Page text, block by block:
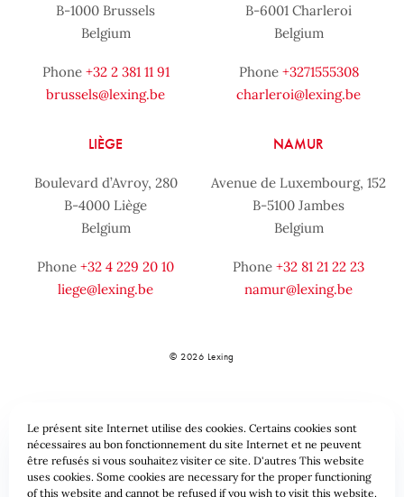
B-1000 Brussels
Belgium
Phone +32 2 381 11 91
brussels@lexing.be
B-6001 Charleroi
Belgium
Phone +3271555308
charleroi@lexing.be
LIÈGE
Boulevard d’Avroy, 280
B-4000 Liège
Belgium
Phone +32 4 229 20 10
liege@lexing.be
NAMUR
Avenue de Luxembourg, 152
B-5100 Jambes
Belgium
Phone +32 81 21 22 23
namur@lexing.be
© 2026 Lexing
Le présent site Internet utilise des cookies. Certains cookies sont
nécessaires au bon fonctionnement du site Internet et ne peuvent
être refusés si vous souhaitez visiter ce site. D'autres This website
uses cookies. Some cookies are necessary for the proper functioning
of this website and cannot be refused if you wish to visit this website.